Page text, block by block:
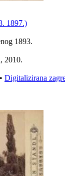
1897.)
1893.
2010.
• Digitalizirana